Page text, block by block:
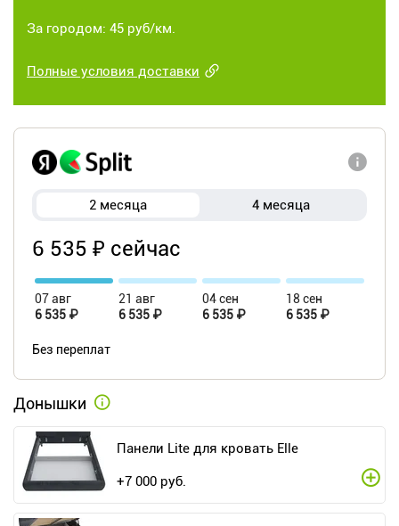
За городом: 45 руб/км.
Полные условия доставки
2 месяца 4 месяца
6 535 ₽ сейчас
07 авг
6 535 ₽
21 авг
6 535 ₽
04 сен
6 535 ₽
18 сен
6 535 ₽
Без переплат
Донышки
Панели Lite для кровать Elle
+7 000 руб.